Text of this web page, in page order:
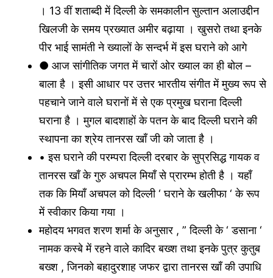
। 13 वीं शताब्दी में दिल्ली के समकालीन सुल्तान अलाउद्दीन
खिलजी के समय प्रख्यात अमीर बढ़ाया । खुसरो तथा इनके
पीर भाई सामंती ने ख्यालों के सन्दर्भ में इस घराने को आगे
● आज सांगीतिक जगत में चारों ओर ख्याल का ही बोल –
बाला है । इसी आधार पर उत्तर भारतीय संगीत में मुख्य रूप से
पहचाने जाने वाले घरानों में से एक प्रमुख घराना दिल्ली
घराना है । मुगल बादशाहों के पतन के बाद दिल्ली घराने की
स्थापना का श्रेय तानरस खाँ जी को जाता है ।
• इस घराने की परम्परा दिल्ली दरबार के सुप्रसिद्ध गायक व
तानरस खाँ के गुरु अचपल मियाँ से प्रारम्भ होती है । यहाँ
तक कि मियाँ अचपल को दिल्ली ‘ घराने के खलीफा ‘ के रूप
में स्वीकार किया गया ।
महोदय भगवत शरण शर्मा के अनुसार , ” दिल्ली के ‘ डसाना ‘
नामक कस्बे में रहने वाले कादिर बख्श तथा इनके पुत्र कुतुब
बख्श , जिनको बहादुरशाह जफर द्वारा तानरस खाँ की उपाधि